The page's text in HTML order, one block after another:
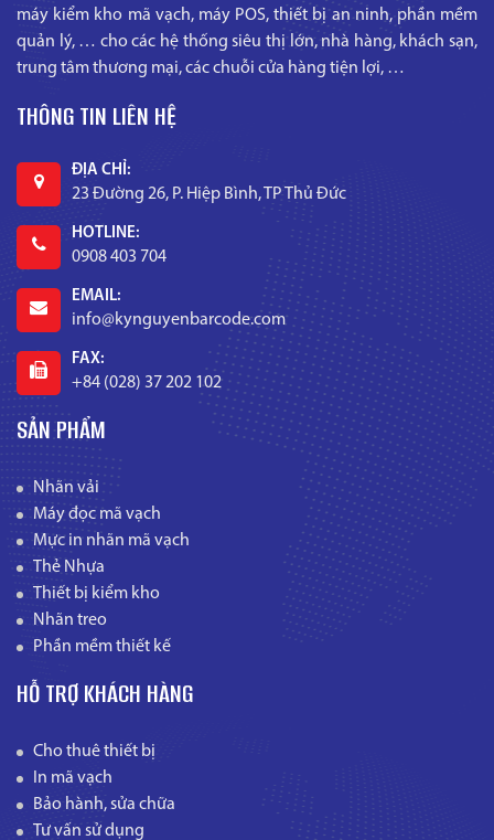
máy kiểm kho mã vạch, máy POS, thiết bị an ninh, phần mềm
quản lý, … cho các hệ thống siêu thị lớn, nhà hàng, khách sạn,
trung tâm thương mại, các chuỗi cửa hàng tiện lợi, …
THÔNG TIN LIÊN HỆ
ĐỊA CHỈ:
23 Đường 26, P. Hiệp Bình, TP Thủ Đức
HOTLINE:
0908 403 704
EMAIL:
info@kynguyenbarcode.com
FAX:
+84 (028) 37 202 102
SẢN PHẨM
Nhãn vải
Máy đọc mã vạch
Mực in nhãn mã vạch
Thẻ Nhựa
Thiết bị kiểm kho
Nhãn treo
Phần mềm thiết kế
HỖ TRỢ KHÁCH HÀNG
Cho thuê thiết bị
In mã vạch
Bảo hành, sửa chữa
Tư vấn sử dụng